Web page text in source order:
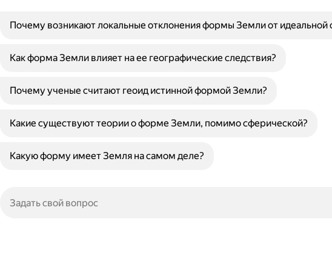
Почему возникают локальные отклонения формы Земли от идеальной
Как форма Земли влияет на ее географические следствия?
Почему ученые считают геоид истинной формой Земли?
Какие существуют теории о форме Земли, помимо сферической?
Какую форму имеет Земля на самом деле?